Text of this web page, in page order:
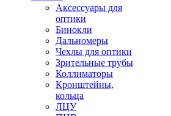
Аксессуары для
оптики
Бинокли
Дальномеры
Чехлы для оптики
Зрительные трубы
Коллиматоры
Кронштейны,
кольца
ЛЦУ